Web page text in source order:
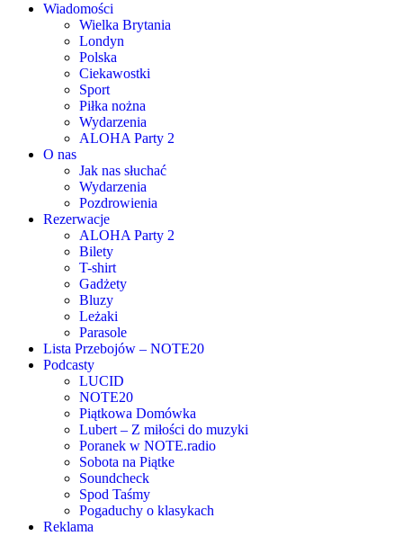
Wiadomości
Wielka Brytania
Londyn
Polska
Ciekawostki
Sport
Piłka nożna
Wydarzenia
ALOHA Party 2
O nas
Jak nas słuchać
Wydarzenia
Pozdrowienia
Rezerwacje
ALOHA Party 2
Bilety
T-shirt
Gadżety
Bluzy
Leżaki
Parasole
Lista Przebojów – NOTE20
Podcasty
LUCID
NOTE20
Piątkowa Domówka
Lubert – Z miłości do muzyki
Poranek w NOTE.radio
Sobota na Piątke
Soundcheck
Spod Taśmy
Pogaduchy o klasykach
Reklama